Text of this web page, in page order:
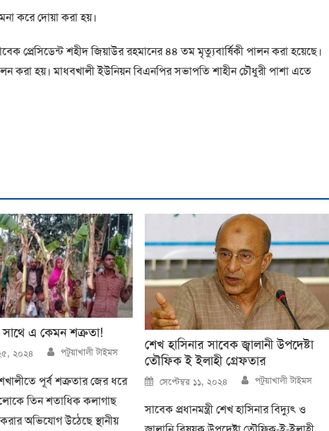
করে দোয়া করা হয়।
প্রেসিডেন্ট শহীদ জিয়াউর রহমানের ৪৪ তম মৃত্যুবার্ষিকী পালন করা হয়েছে।
করা হয়। মাধবখালী ইউনিয়ন বিএনপির সভাপতি শাহীন চৌধুরী পাশা এতে
এ কেমন শত্রুতা!
২০২৪ Author
পটুয়াখালী টাইমস
পূর্ব শত্রুতার জের ধরে
তিন শতাধিক কলাগাছ
অভিযোগ উঠেছে স্থানীয়
শেখ হাসিনার সাবেক জ্বালানী উপদেষ্টা
তৌফিক ই ইলাহী গ্রেফতার
Posted
on
সেপ্টেম্বর ১১, ২০২৪ Author
পটুয়াখালী টাইমস
সাবেক প্রধানমন্ত্রী শেখ হাসিনার বিদ্যুৎ ও